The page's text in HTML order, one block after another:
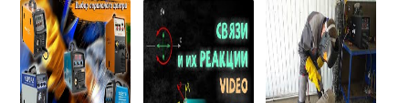
ИСПОЛЬЗУЮТ В
УСЛОВИЯХ
МЕЛКОСЕРИЙНОГ
О
ПРОИЗВОДСТВА
СВАРКЕ
ЛЕГИРОВАННЫХ
СТАЛЕЙ